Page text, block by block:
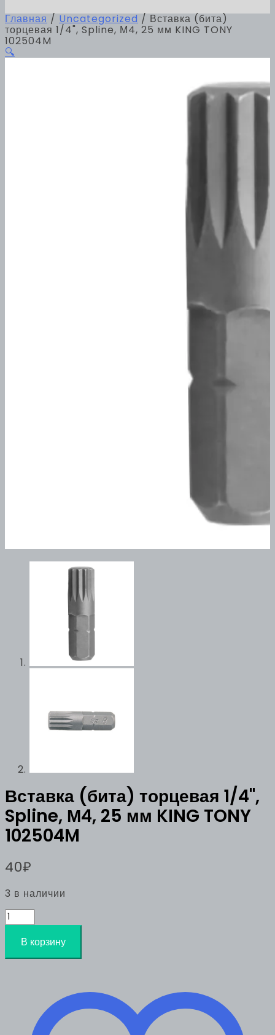
Главная / Uncategorized / Вставка (бита)
торцевая 1/4", Spline, М4, 25 мм KING TONY
102504M
🔍
Вставка (бита) торцевая 1/4",
Spline, М4, 25 мм KING TONY
102504M
40₽
3 в наличии
Количество
товара
Вставка
(бита)
торцевая
В корзину